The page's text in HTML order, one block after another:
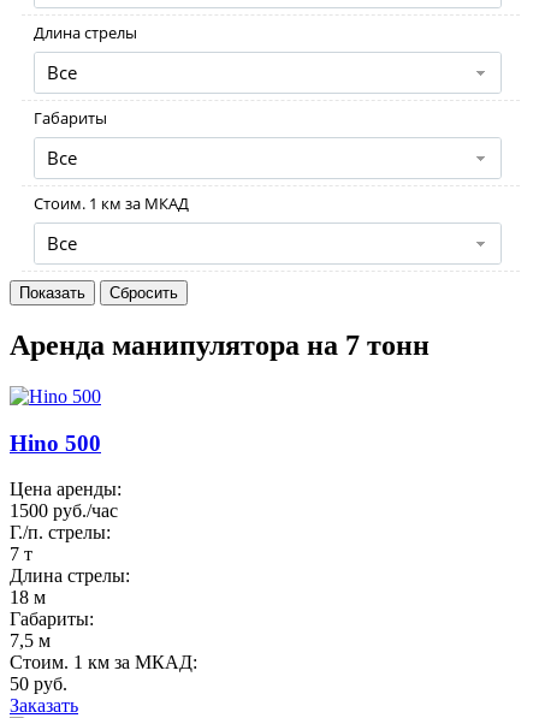
Длина стрелы
Все
Габариты
Все
Стоим. 1 км за МКАД
Все
Аренда манипулятора на 7 тонн
Hino 500
Цена аренды:
1500 руб./час
Г./п. стрелы:
7 т
Длина стрелы:
18 м
Габариты:
7,5 м
Стоим. 1 км за МКАД:
50 руб.
Заказать